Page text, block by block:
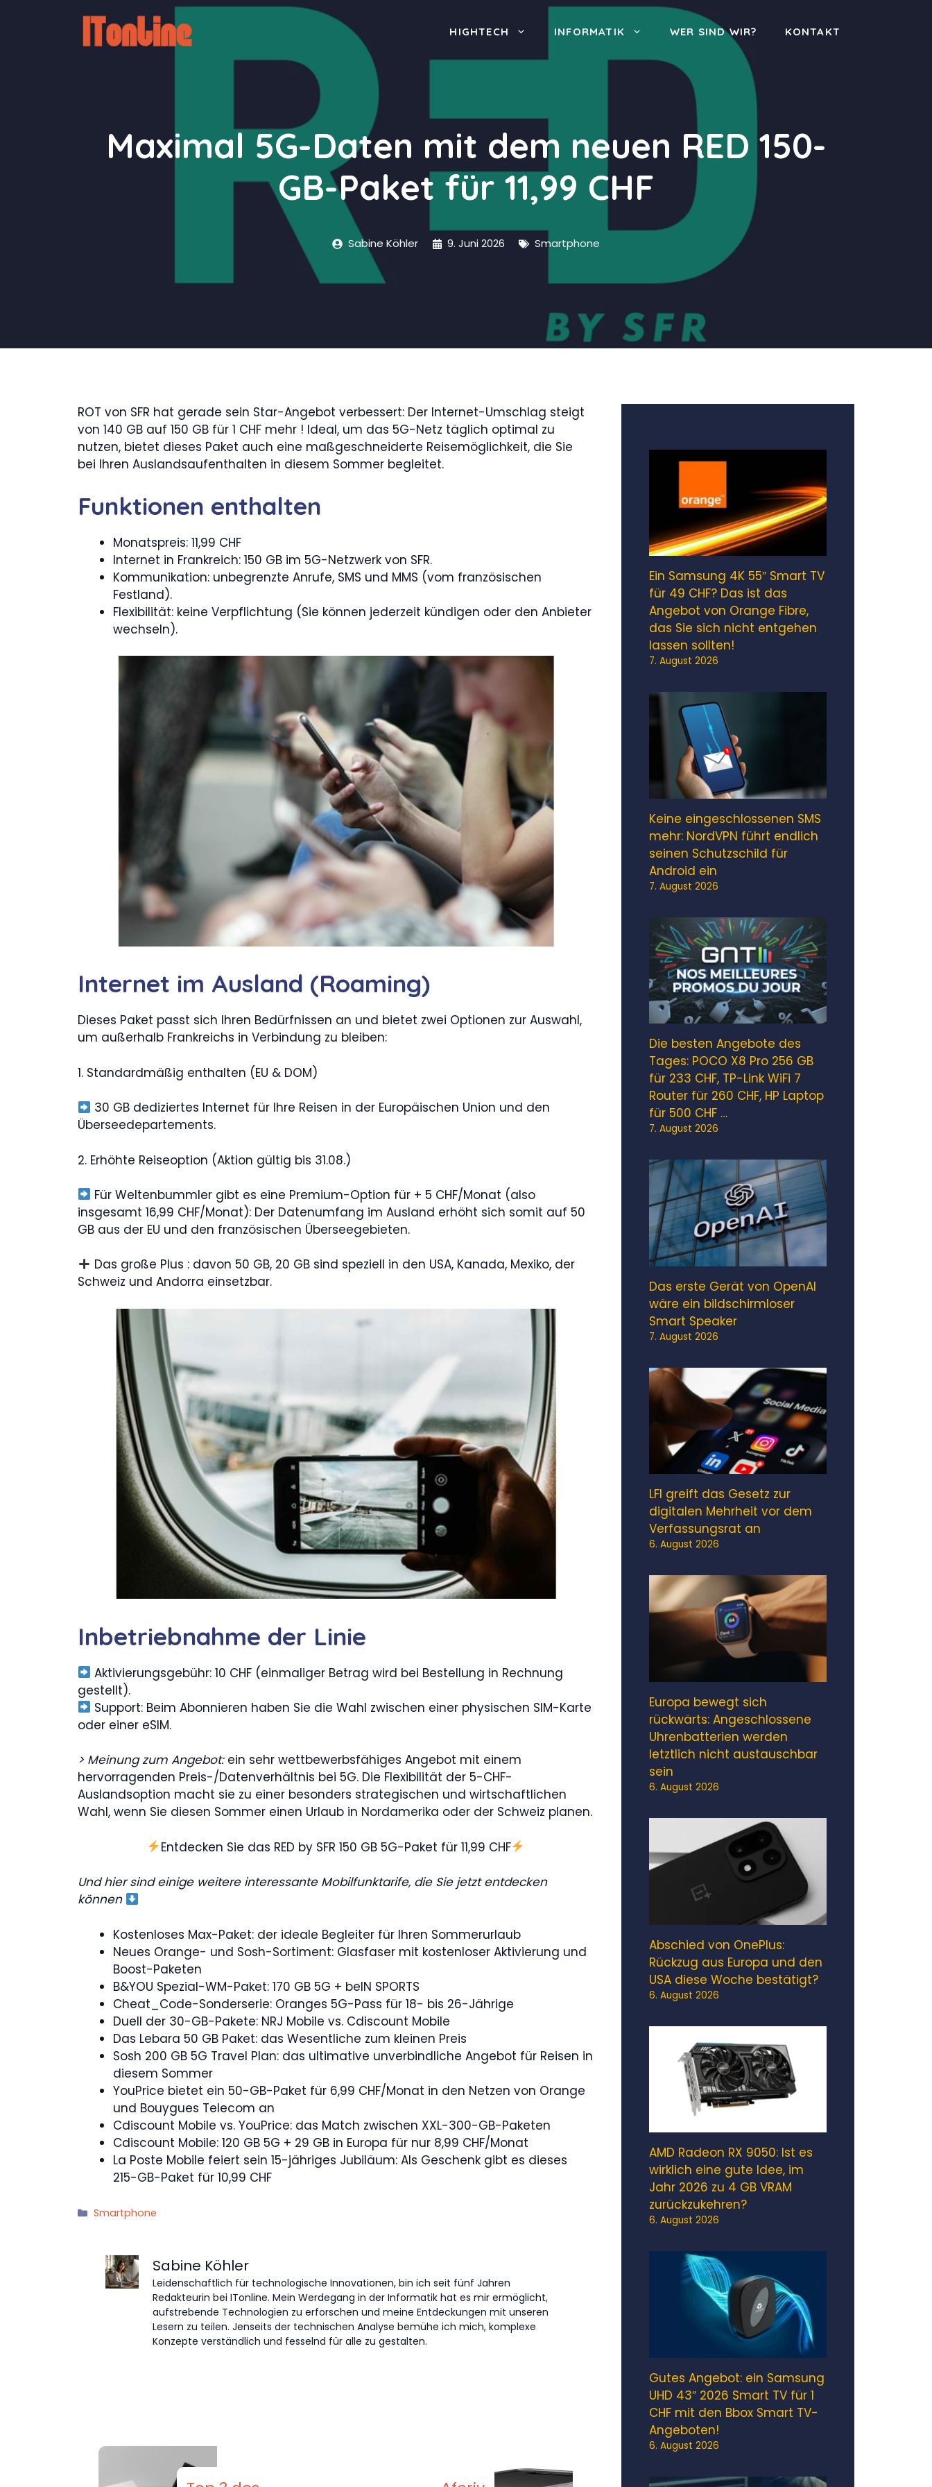
HIGHTECH INFORMATIK WER SIND WIR? KONTAKT
Maximal 5G-Daten mit dem neuen RED 150-
GB-Paket für 11,99 CHF
Sabine Köhler 9. Juni 2026 Smartphone
ROT von SFR hat gerade sein Star-Angebot verbessert: Der Internet-Umschlag steigt
von 140 GB auf 150 GB für 1 CHF mehr ! Ideal, um das 5G-Netz täglich optimal zu
nutzen, bietet dieses Paket auch eine maßgeschneiderte Reisemöglichkeit, die Sie
bei Ihren Auslandsaufenthalten in diesem Sommer begleitet.
Funktionen enthalten
Monatspreis: 11,99 CHF
Internet in Frankreich: 150 GB im 5G-Netzwerk von SFR.
Kommunikation: unbegrenzte Anrufe, SMS und MMS (vom französischen
Festland).
Flexibilität: keine Verpflichtung (Sie können jederzeit kündigen oder den Anbieter
wechseln).
Internet im Ausland (Roaming)
Dieses Paket passt sich Ihren Bedürfnissen an und bietet zwei Optionen zur Auswahl,
um außerhalb Frankreichs in Verbindung zu bleiben:
1. Standardmäßig enthalten (EU & DOM)
30 GB dediziertes Internet für Ihre Reisen in der Europäischen Union und den
Überseedepartements.
2. Erhöhte Reiseoption (Aktion gültig bis 31.08.)
Für Weltenbummler gibt es eine Premium-Option für + 5 CHF/Monat (also
insgesamt 16,99 CHF/Monat): Der Datenumfang im Ausland erhöht sich somit auf 50
GB aus der EU und den französischen Überseegebieten.
Das große Plus : davon 50 GB, 20 GB sind speziell in den USA, Kanada, Mexiko, der
Schweiz und Andorra einsetzbar.
Inbetriebnahme der Linie
Aktivierungsgebühr: 10 CHF (einmaliger Betrag wird bei Bestellung in Rechnung
gestellt).
Support: Beim Abonnieren haben Sie die Wahl zwischen einer physischen SIM-Karte
oder einer eSIM.
> Meinung zum Angebot:ein sehr wettbewerbsfähiges Angebot mit einem
hervorragenden Preis-/Datenverhältnis bei 5G. Die Flexibilität der 5-CHF-
Auslandsoption macht sie zu einer besonders strategischen und wirtschaftlichen
Wahl, wenn Sie diesen Sommer einen Urlaub in Nordamerika oder der Schweiz planen.
Entdecken Sie das RED by SFR 150 GB 5G-Paket für 11,99 CHF
Und hier sind einige weitere interessante Mobilfunktarife, die Sie jetzt entdecken
können
Kostenloses Max-Paket: der ideale Begleiter für Ihren Sommerurlaub
Neues Orange- und Sosh-Sortiment: Glasfaser mit kostenloser Aktivierung und
Boost-Paketen
B&YOU Spezial-WM-Paket: 170 GB 5G + beIN SPORTS
Cheat_Code-Sonderserie: Oranges 5G-Pass für 18- bis 26-Jährige
Duell der 30-GB-Pakete: NRJ Mobile vs. Cdiscount Mobile
Das Lebara 50 GB Paket: das Wesentliche zum kleinen Preis
Sosh 200 GB 5G Travel Plan: das ultimative unverbindliche Angebot für Reisen in
diesem Sommer
YouPrice bietet ein 50-GB-Paket für 6,99 CHF/Monat in den Netzen von Orange
und Bouygues Telecom an
Cdiscount Mobile vs. YouPrice: das Match zwischen XXL-300-GB-Paketen
Cdiscount Mobile: 120 GB 5G + 29 GB in Europa für nur 8,99 CHF/Monat
La Poste Mobile feiert sein 15-jähriges Jubiläum: Als Geschenk gibt es dieses
215-GB-Paket für 10,99 CHF
Kategorien
Smartphone
Sabine Köhler
Leidenschaftlich für technologische Innovationen, bin ich seit fünf Jahren
Redakteurin bei ITonline. Mein Werdegang in der Informatik hat es mir ermöglicht,
aufstrebende Technologien zu erforschen und meine Entdeckungen mit unseren
Lesern zu teilen. Jenseits der technischen Analyse bemühe ich mich, komplexe
Konzepte verständlich und fesselnd für alle zu gestalten.
Ein Samsung 4K 55″ Smart TV
für 49 CHF? Das ist das
Angebot von Orange Fibre,
das Sie sich nicht entgehen
lassen sollten!
7. August 2026
Keine eingeschlossenen SMS
mehr: NordVPN führt endlich
seinen Schutzschild für
Android ein
7. August 2026
Die besten Angebote des
Tages: POCO X8 Pro 256 GB
für 233 CHF, TP-Link WiFi 7
Router für 260 CHF, HP Laptop
für 500 CHF …
7. August 2026
Das erste Gerät von OpenAI
wäre ein bildschirmloser
Smart Speaker
7. August 2026
LFI greift das Gesetz zur
digitalen Mehrheit vor dem
Verfassungsrat an
6. August 2026
Europa bewegt sich
rückwärts: Angeschlossene
Uhrenbatterien werden
letztlich nicht austauschbar
sein
6. August 2026
Abschied von OnePlus:
Rückzug aus Europa und den
USA diese Woche bestätigt?
6. August 2026
AMD Radeon RX 9050: Ist es
wirklich eine gute Idee, im
Jahr 2026 zu 4 GB VRAM
zurückzukehren?
6. August 2026
Gutes Angebot: ein Samsung
UHD 43″ 2026 Smart TV für 1
CHF mit den Bbox Smart TV-
Angeboten!
6. August 2026